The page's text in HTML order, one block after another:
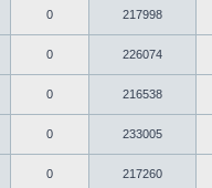
0 217998
0 226074
0 216538
0 233005
0 217260